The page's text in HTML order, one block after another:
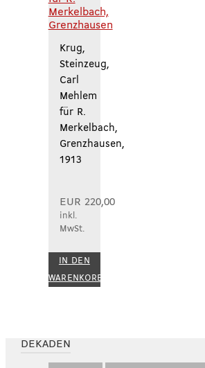
Krug,
Steinzeug,
Carl
Mehlem
für R.
Merkelbach,
Grenzhausen,
1913
EUR 220,00
inkl.
MwSt.
IN DEN
WARENKORB
DEKADEN